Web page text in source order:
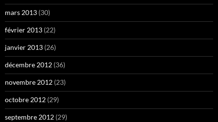
mars 2013 (30)
février 2013 (22)
janvier 2013 (26)
décembre 2012 (36)
novembre 2012 (23)
octobre 2012 (29)
septembre 2012 (29)